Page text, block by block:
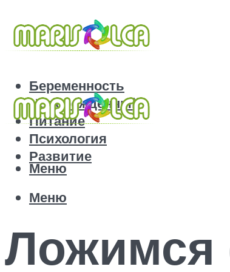
Беременность
Новорожденный
Питание
Психология
Развитие
Меню
Меню
Ложимся